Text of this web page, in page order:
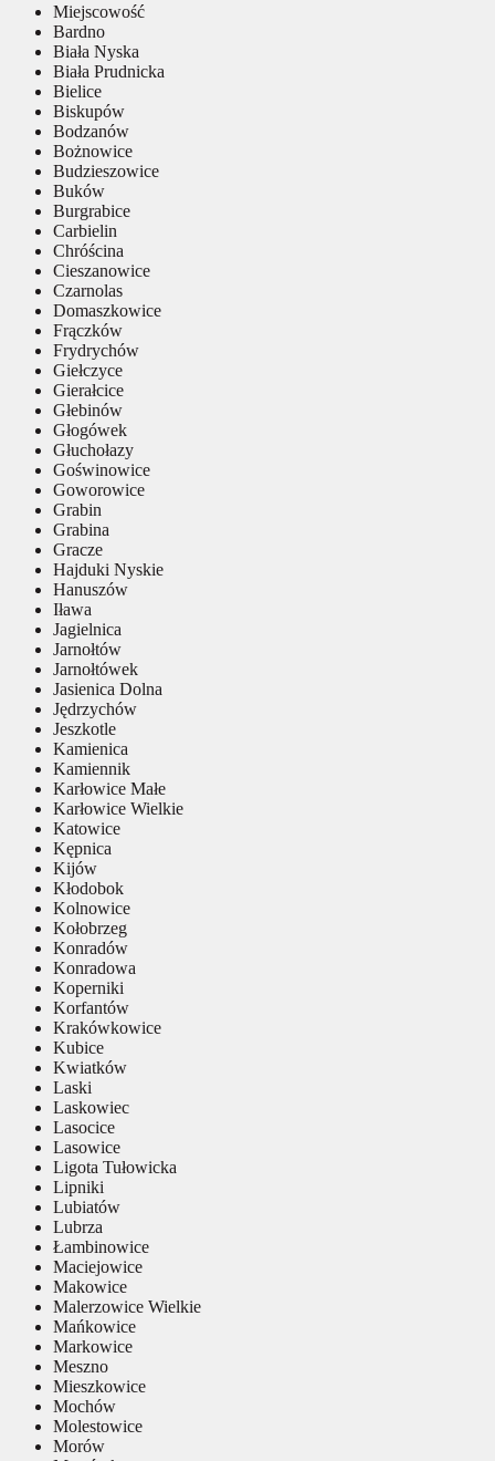
Miejscowość
Bardno
Biała Nyska
Biała Prudnicka
Bielice
Biskupów
Bodzanów
Bożnowice
Budzieszowice
Buków
Burgrabice
Carbielin
Chróścina
Cieszanowice
Czarnolas
Domaszkowice
Frączków
Frydrychów
Giełczyce
Gierałcice
Głebinów
Głogówek
Głuchołazy
Goświnowice
Goworowice
Grabin
Grabina
Gracze
Hajduki Nyskie
Hanuszów
Iława
Jagielnica
Jarnołtów
Jarnołtówek
Jasienica Dolna
Jędrzychów
Jeszkotle
Kamienica
Kamiennik
Karłowice Małe
Karłowice Wielkie
Katowice
Kępnica
Kijów
Kłodobok
Kolnowice
Kołobrzeg
Konradów
Konradowa
Koperniki
Korfantów
Krakówkowice
Kubice
Kwiatków
Laski
Laskowiec
Lasocice
Lasowice
Ligota Tułowicka
Lipniki
Lubiatów
Lubrza
Łambinowice
Maciejowice
Makowice
Malerzowice Wielkie
Mańkowice
Markowice
Meszno
Mieszkowice
Mochów
Molestowice
Morów